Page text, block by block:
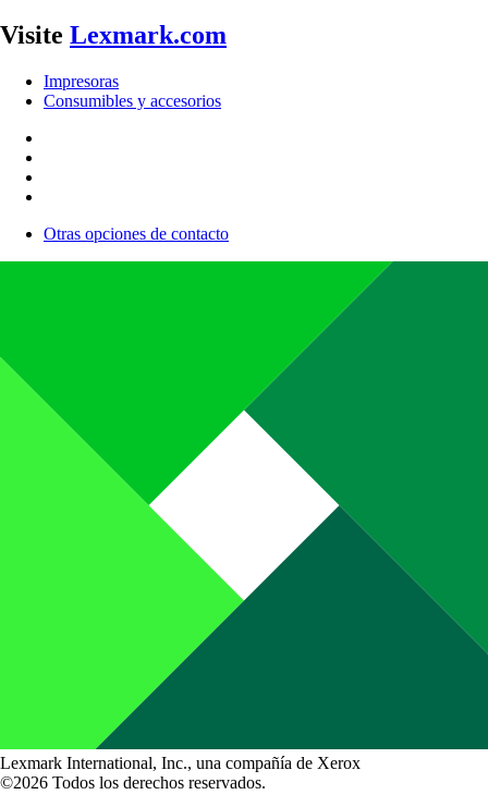
Visite Lexmark.com
Impresoras
Consumibles y accesorios
Otras opciones de contacto
Lexmark International, Inc., una compañía de Xerox
©2026 Todos los derechos reservados.